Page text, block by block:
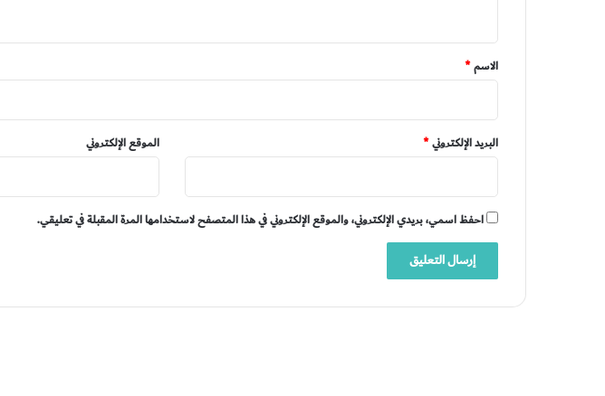
*
الاسم*
البريد الإلكتروني* الموقع الإلكتروني
احفظ اسمي، بريدي الإلكتروني، والموقع الإلكتروني في هذا المتصفح لاستخدامها المرة المقبلة في تعليقي.